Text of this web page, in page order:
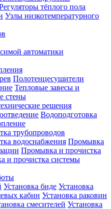
тёплого пола
Узлы низкотемпературного
автоматики
Полотенцесушители
Тепловые завесы и
стены
решения
Водоподготовка
трубопроводов
водоснабжения Промывка
Промывка и прочистка
и прочистка системы
Установка биде Установка
кабин Установка раковин
смесителей Установка